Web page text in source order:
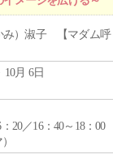
み）淑子 【マダム呼
10月 6日
20／16：40～18：00